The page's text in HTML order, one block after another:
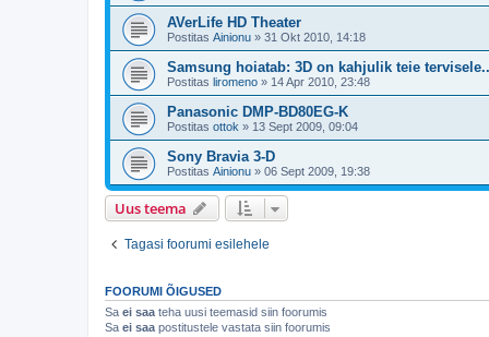
AVerLife HD Theater
Postitas Ainionu » 31 Okt 2010, 14:18
Samsung hoiatab: 3D on kahjulik teie
Postitas liromeno » 14 Apr 2010, 23:48
Panasonic DMP-BD80EG-K
Postitas ottok » 13 Sept 2009, 09:04
Sony Bravia 3-D
Postitas Ainionu » 06 Sept 2009, 19:38
Uus teema
Tagasi foorumi esilehele
FOORUMI ÕIGUSED
Sa ei saa teha uusi teemasid siin foorumis
Sa ei saa postitustele vastata siin foorumis